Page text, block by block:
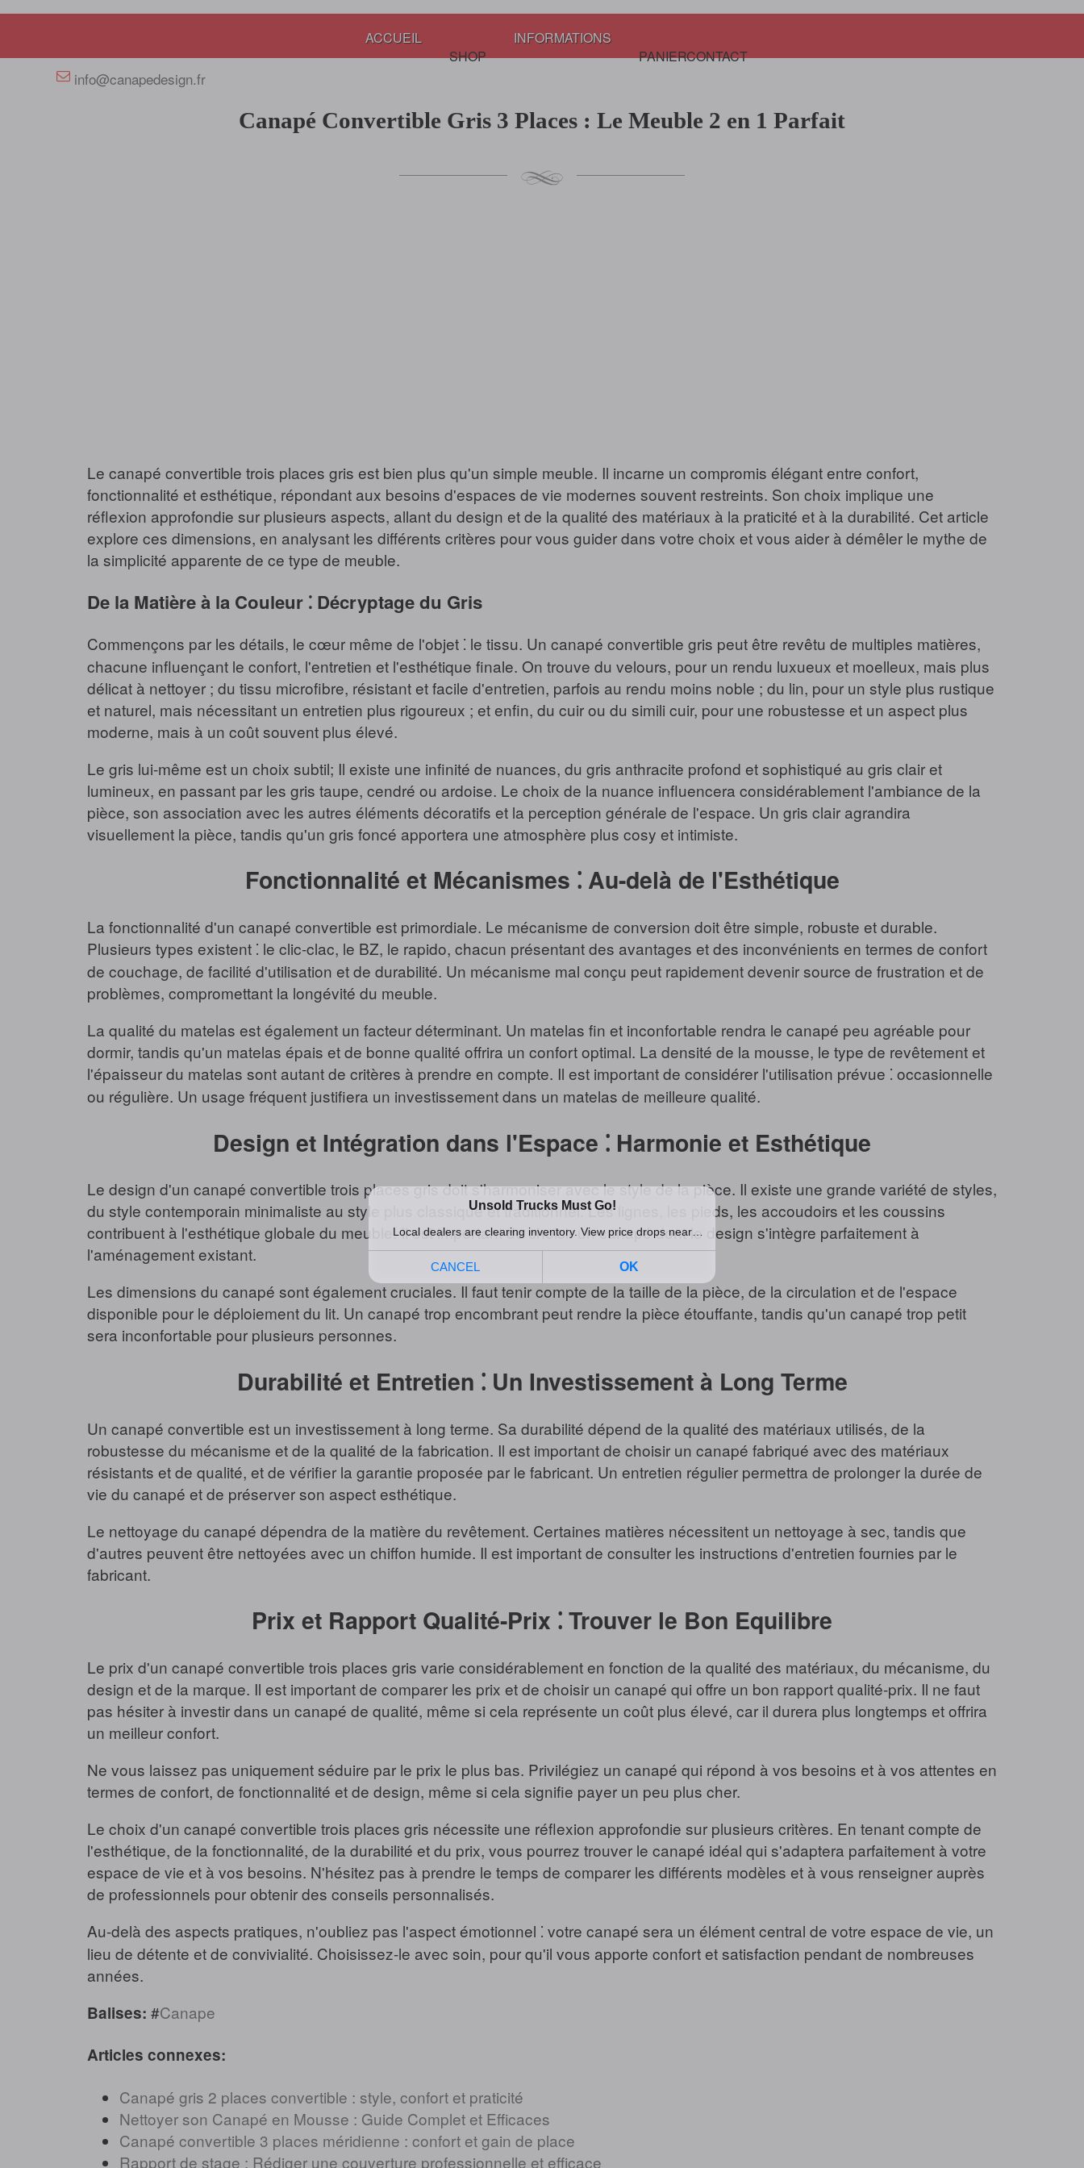
info@canapedesign.fr
ACCUEIL
SHOP
INFORMATIONS
PANIERCONTACT
Canapé Convertible Gris 3 Places : Le Meuble 2 en 1 Parfait
Le canapé convertible trois places gris est bien plus qu'un simple meuble. Il incarne un compromis élégant entre confort,
fonctionnalité et esthétique, répondant aux besoins d'espaces de vie modernes souvent restreints. Son choix implique une
réflexion approfondie sur plusieurs aspects, allant du design et de la qualité des matériaux à la praticité et à la durabilité. Cet article
explore ces dimensions, en analysant les différents critères pour vous guider dans votre choix et vous aider à démêler le mythe de
la simplicité apparente de ce type de meuble.
De la Matière à la Couleur ⁚ Décryptage du Gris
Commençons par les détails, le cœur même de l'objet ⁚ le tissu. Un canapé convertible gris peut être revêtu de multiples matières,
chacune influençant le confort, l'entretien et l'esthétique finale. On trouve du velours, pour un rendu luxueux et moelleux, mais plus
délicat à nettoyer ; du tissu microfibre, résistant et facile d'entretien, parfois au rendu moins noble ; du lin, pour un style plus rustique
et naturel, mais nécessitant un entretien plus rigoureux ; et enfin, du cuir ou du simili cuir, pour une robustesse et un aspect plus
moderne, mais à un coût souvent plus élevé.
Le gris lui-même est un choix subtil; Il existe une infinité de nuances, du gris anthracite profond et sophistiqué au gris clair et
lumineux, en passant par les gris taupe, cendré ou ardoise. Le choix de la nuance influencera considérablement l'ambiance de la
pièce, son association avec les autres éléments décoratifs et la perception générale de l'espace. Un gris clair agrandira
visuellement la pièce, tandis qu'un gris foncé apportera une atmosphère plus cosy et intimiste.
Fonctionnalité et Mécanismes ⁚ Au-delà de l'Esthétique
La fonctionnalité d'un canapé convertible est primordiale. Le mécanisme de conversion doit être simple, robuste et durable.
Plusieurs types existent ⁚ le clic-clac, le BZ, le rapido, chacun présentant des avantages et des inconvénients en termes de confort
de couchage, de facilité d'utilisation et de durabilité. Un mécanisme mal conçu peut rapidement devenir source de frustration et de
problèmes, compromettant la longévité du meuble.
La qualité du matelas est également un facteur déterminant. Un matelas fin et inconfortable rendra le canapé peu agréable pour
dormir, tandis qu'un matelas épais et de bonne qualité offrira un confort optimal. La densité de la mousse, le type de revêtement et
l'épaisseur du matelas sont autant de critères à prendre en compte. Il est important de considérer l'utilisation prévue ⁚ occasionnelle
ou régulière. Un usage fréquent justifiera un investissement dans un matelas de meilleure qualité.
Design et Intégration dans l'Espace ⁚ Harmonie et Esthétique
Le design d'un canapé convertible trois places gris doit s'harmoniser avec le style de la pièce. Il existe une grande variété de styles,
du style contemporain minimaliste au style plus classique et traditionnel. Les lignes, les pieds, les accoudoirs et les coussins
contribuent à l'esthétique globale du meuble. Il est important de choisir un canapé dont le design s'intègre parfaitement à
l'aménagement existant.
Les dimensions du canapé sont également cruciales. Il faut tenir compte de la taille de la pièce, de la circulation et de l'espace
disponible pour le déploiement du lit. Un canapé trop encombrant peut rendre la pièce étouffante, tandis qu'un canapé trop petit
sera inconfortable pour plusieurs personnes.
Durabilité et Entretien ⁚ Un Investissement à Long Terme
Un canapé convertible est un investissement à long terme. Sa durabilité dépend de la qualité des matériaux utilisés, de la
robustesse du mécanisme et de la qualité de la fabrication. Il est important de choisir un canapé fabriqué avec des matériaux
résistants et de qualité, et de vérifier la garantie proposée par le fabricant. Un entretien régulier permettra de prolonger la durée de
vie du canapé et de préserver son aspect esthétique.
Le nettoyage du canapé dépendra de la matière du revêtement. Certaines matières nécessitent un nettoyage à sec, tandis que
d'autres peuvent être nettoyées avec un chiffon humide. Il est important de consulter les instructions d'entretien fournies par le
fabricant.
Prix et Rapport Qualité-Prix ⁚ Trouver le Bon Equilibre
Le prix d'un canapé convertible trois places gris varie considérablement en fonction de la qualité des matériaux, du mécanisme, du
design et de la marque. Il est important de comparer les prix et de choisir un canapé qui offre un bon rapport qualité-prix. Il ne faut
pas hésiter à investir dans un canapé de qualité, même si cela représente un coût plus élevé, car il durera plus longtemps et offrira
un meilleur confort.
Ne vous laissez pas uniquement séduire par le prix le plus bas. Privilégiez un canapé qui répond à vos besoins et à vos attentes en
termes de confort, de fonctionnalité et de design, même si cela signifie payer un peu plus cher.
Le choix d'un canapé convertible trois places gris nécessite une réflexion approfondie sur plusieurs critères. En tenant compte de
l'esthétique, de la fonctionnalité, de la durabilité et du prix, vous pourrez trouver le canapé idéal qui s'adaptera parfaitement à votre
espace de vie et à vos besoins. N'hésitez pas à prendre le temps de comparer les différents modèles et à vous renseigner auprès
de professionnels pour obtenir des conseils personnalisés.
Au-delà des aspects pratiques, n'oubliez pas l'aspect émotionnel ⁚ votre canapé sera un élément central de votre espace de vie, un
lieu de détente et de convivialité. Choisissez-le avec soin, pour qu'il vous apporte confort et satisfaction pendant de nombreuses
années.
Balises: #Canape
Articles connexes:
Canapé gris 2 places convertible : style, confort et praticité
Nettoyer son Canapé en Mousse : Guide Complet et Efficaces
Canapé convertible 3 places méridienne : confort et gain de place
Rapport de stage : Rédiger une couverture professionnelle et efficace